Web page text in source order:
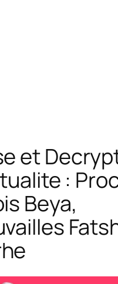
et
:
Beya,